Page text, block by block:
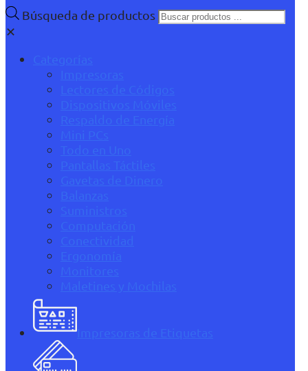
Búsqueda de productos
✕
Categorías
Impresoras
Lectores de Códigos
Dispositivos Móviles
Respaldo de Energía
Mini PCs
Todo en Uno
Pantallas Táctiles
Gavetas de Dinero
Balanzas
Suministros
Computación
Conectividad
Ergonomía
Monitores
Maletines y Mochilas
Impresoras de Etiquetas